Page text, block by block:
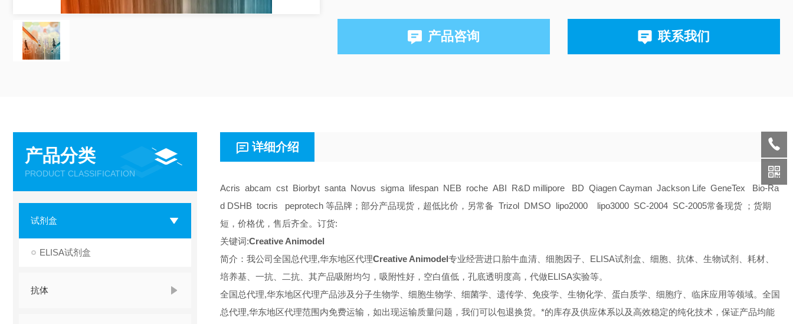
产品咨询 联系我们
产品分类
PRODUCT CLASSIFICATION
试剂盒
ELISA试剂盒
抗体
详细介绍
Acris abcam cst Biorbyt santa Novus sigma lifespan NEB roche ABI R&D millipore BD Qiagen Cayman Jackson Life GeneTex Bio-Ra
d DSHB tocris peprotech 等品牌；部分产品现货，超低比价，另常备 Trizol DMSO lipo2000 lipo3000 SC-2004 SC-2005常备现货 ；货期
短，价格优，售后齐全。订货:
关键词:Creative Animodel
简介：我公司全国总代理,华东地区代理Creative Animodel专业经营进口胎牛血清、细胞因子、ELISA试剂盒、细胞、抗体、生物试剂、耗材、
培养基、一抗、二抗、其产品吸附均匀，吸附性好，空白值低，孔底透明度高，代做ELISA实验等。
全国总代理,华东地区代理产品涉及分子生物学、细胞生物学、细菌学、遗传学、免疫学、生物化学、蛋白质学、细胞疗、临床应用等领域。全国
总代理,华东地区代理范围内免费运输，如出现运输质量问题，我们可以包退换货。 *的库存及供应体系以及高效稳定的纯化技术，保证产品均能